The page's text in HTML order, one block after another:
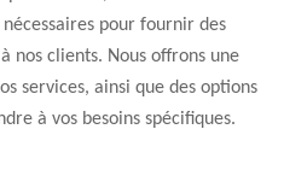
pour fournir des
nos clients. Nous offrons une
services, ainsi que des options
à vos besoins spécifiques.